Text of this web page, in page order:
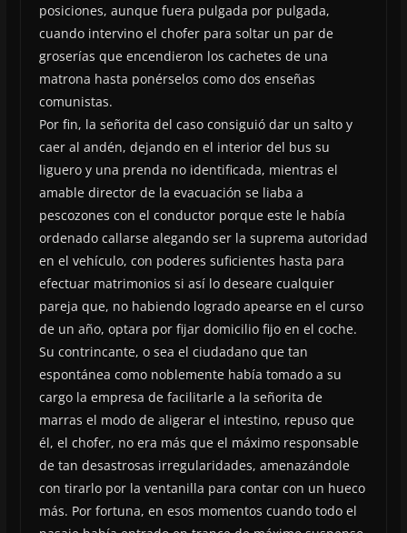
posiciones, aunque fuera pulgada por pulgada,
cuando intervino el chofer para soltar un par de
groserías que encendieron los cachetes de una
matrona hasta ponérselos como dos enseñas
comunistas.
Por fin, la señorita del caso consiguió dar un salto y
caer al andén, dejando en el interior del bus su
liguero y una prenda no identificada, mientras el
amable director de la evacuación se liaba a
pescozones con el conductor porque este le había
ordenado callarse alegando ser la suprema autoridad
en el vehículo, con poderes suficientes hasta para
efectuar matrimonios si así lo deseare cualquier
pareja que, no habiendo logrado apearse en el curso
de un año, optara por fijar domicilio fijo en el coche.
Su contrincante, o sea el ciudadano que tan
espontánea como noblemente había tomado a su
cargo la empresa de facilitarle a la señorita de
marras el modo de aligerar el intestino, repuso que
él, el chofer, no era más que el máximo responsable
de tan desastrosas irregularidades, amenazándole
con tirarlo por la ventanilla para contar con un hueco
más. Por fortuna, en esos momentos cuando todo el